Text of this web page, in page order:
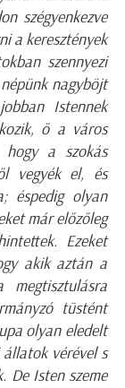
szégyenkezve
a keresztények
szennyezi
nagyböjt
Istennek
ő a város
hogy a szokás
vegyék el, és
éspedig olyan
már előzőleg
Ezeket
akik aztán a
tüstént
olyan eledelt
vérével s
De Isten szeme